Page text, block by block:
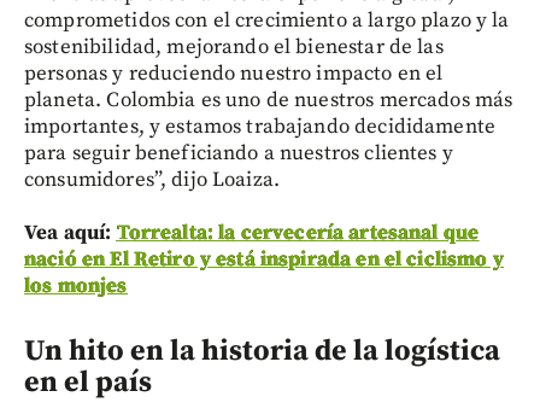
comprometidos con el crecimiento a largo plazo y la
sostenibilidad, mejorando el bienestar de las
personas y reduciendo nuestro impacto en el
planeta. Colombia es uno de nuestros mercados más
importantes, y estamos trabajando decididamente
para seguir beneficiando a nuestros clientes y
consumidores”, dijo Loaiza.
Vea aquí: Torrealta: la cervecería artesanal que
nació en El Retiro y está inspirada en el ciclismo y
los monjes
Un hito en la historia de la logística
en el país